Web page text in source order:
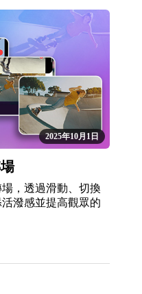
2025年10月1日
，透過滑動、切換
潑感並提高觀眾的